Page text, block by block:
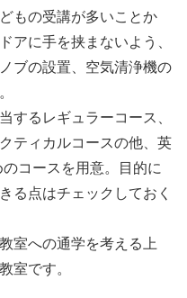
もの受講が多いことか
アに手を挟まないよう、
ブの設置、空気清浄機の
するレギュラーコース、
ティカルコースの他、英
コースを用意。
目的に
る 点はチェックしておく
室への通学を考える上
室です。